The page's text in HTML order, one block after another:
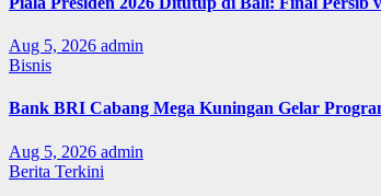
Aug 5, 2026 admin
Bisnis
Bank BRI Cabang Mega Kuningan Gelar
Aug 5, 2026 admin
Berita Terkini